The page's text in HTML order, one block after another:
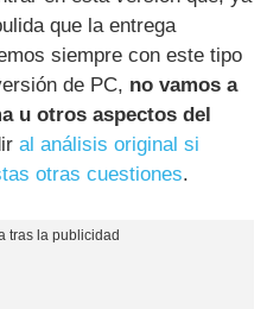
que la entrega
siempre con este tipo
de PC, no vamos a
u otros aspectos del
al análisis original si
otras cuestiones.